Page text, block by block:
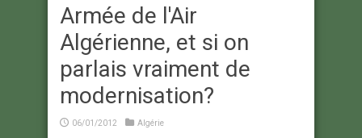
Armée de l'Air
Algérienne, et si on
parlais vraiment de
modernisation?
06/01/2012 Algérie